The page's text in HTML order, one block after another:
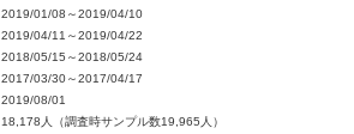
2019/01/08～2019/04/10
2019/04/11～2019/04/22
2018/05/15～2018/05/24
2017/03/30～2017/04/17
2019/08/01
18,178人（調査時サンプル数19,965人）